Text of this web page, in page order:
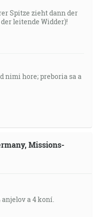
Spitze zieht dann der
leitende Widder)!
nimi hore; preboria sa a
Missions-
a 4 koní.